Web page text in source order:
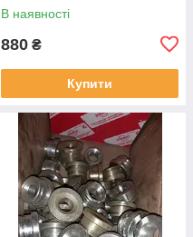
В наявності
880 ₴
Купити